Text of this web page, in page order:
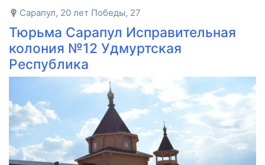
Сарапул, 20 лет Победы, 27
Тюрьма Сарапул Исправительная
колония №12 Удмуртская
Республика